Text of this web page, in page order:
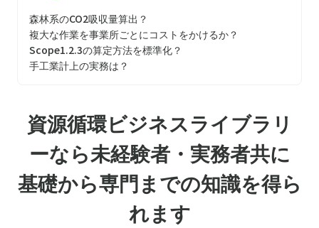
森林系のCO2吸収量算出？
複大な作業を事業所ごとにコストをかけるか？
Scope1.2.3の算定方法を標準化？
手工業計上の実務は？
資源循環ビジネスライブラリ
ーなら未経験者・実務者共に
基礎から専門までの知識を得ら
れます